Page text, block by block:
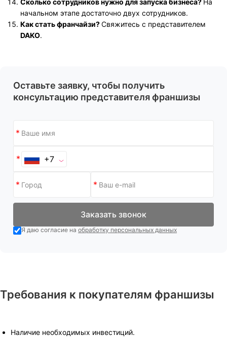
начальном этапе достаточно двух сотрудников.
Как стать франчайзи?Свяжитесь с представителем
DAKO.
Оставьте заявку, чтобы получить
консультацию представителя франшизы
+7
Заказать звонок
Я даю согласие на обработку персональных данных
Требования к покупателям франшизы
Наличие необходимых инвестиций.